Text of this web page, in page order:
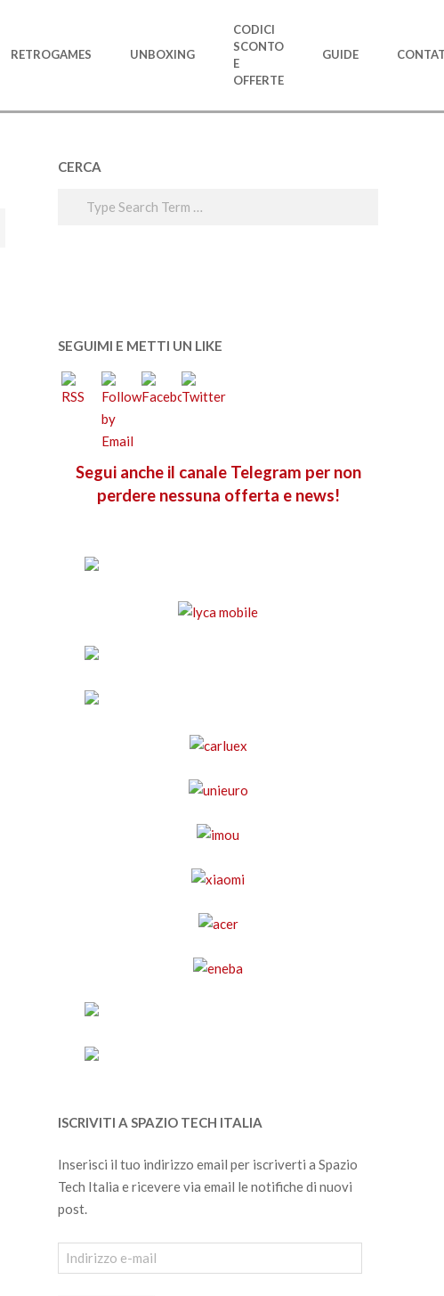
RETROGAMES UNBOXING
CODICI
SCONTO
E
OFFERTE
GUIDE
CERCA
SEGUIMI E METTI UN LIKE
Segui anche il canale Telegram per non
perdere nessuna offerta e news!
ISCRIVITI A SPAZIO TECH ITALIA
Inserisci il tuo indirizzo email per iscriverti a Spazio
Tech Italia e ricevere via email le notifiche di nuovi
post.
Indirizzo
e-